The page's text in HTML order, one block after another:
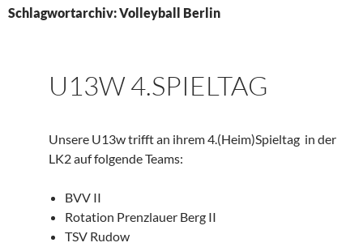
Schlagwortarchiv: Volleyball Berlin
U13W 4.SPIELTAG
Unsere U13w trifft an ihrem 4.(Heim)Spieltag in der
LK2 auf folgende Teams:
BVV II
Rotation Prenzlauer Berg II
TSV Rudow